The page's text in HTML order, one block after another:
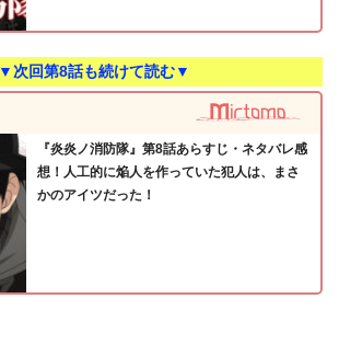
▼次回第8話も続けて読む▼
『炎炎ノ消防隊』第8話あらすじ・ネタバレ感
想！人工的に焔人を作っていた犯人は、まさ
かのアイツだった！